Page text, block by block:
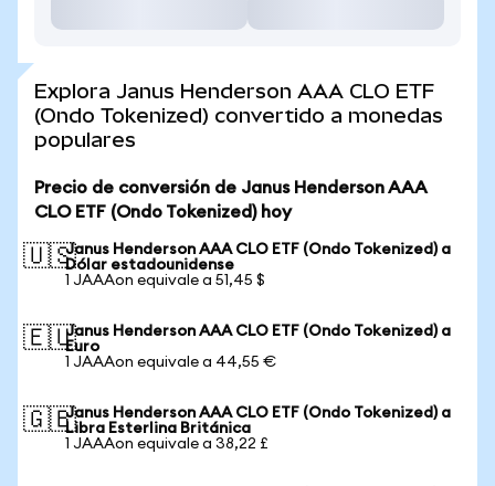
Explora Janus Henderson AAA CLO ETF
(Ondo Tokenized) convertido a monedas
populares
Precio de conversión de Janus Henderson AAA
CLO ETF (Ondo Tokenized) hoy
🇺🇸Janus Henderson AAA CLO ETF (Ondo Tokenized) a
Dólar estadounidense
1 JAAAon equivale a 51,45 $
🇪🇺Janus Henderson AAA CLO ETF (Ondo Tokenized) a
Euro
1 JAAAon equivale a 44,55 €
🇬🇧Janus Henderson AAA CLO ETF (Ondo Tokenized) a
Libra Esterlina Británica
1 JAAAon equivale a 38,22 £